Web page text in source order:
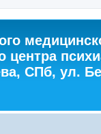
центра
СПб, ул.